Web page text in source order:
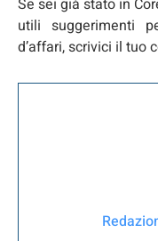
Se sei già stato in
utili suggerimenti
d’affari, scrivici il tuo